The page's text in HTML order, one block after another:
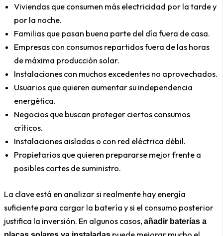
Viviendas que consumen más electricidad por la tarde y
por la noche.
Familias que pasan buena parte del día fuera de casa.
Empresas con consumos repartidos fuera de las horas
de máxima producción solar.
Instalaciones con muchos excedentes no aprovechados.
Usuarios que quieren aumentar su independencia
energética.
Negocios que buscan proteger ciertos consumos
críticos.
Instalaciones aisladas o con red eléctrica débil.
Propietarios que quieren prepararse mejor frente a
posibles cortes de suministro.
La clave está en analizar si realmente hay energía
suficiente para cargar la batería y si el consumo posterior
justifica la inversión. En algunos casos, añadir baterías a